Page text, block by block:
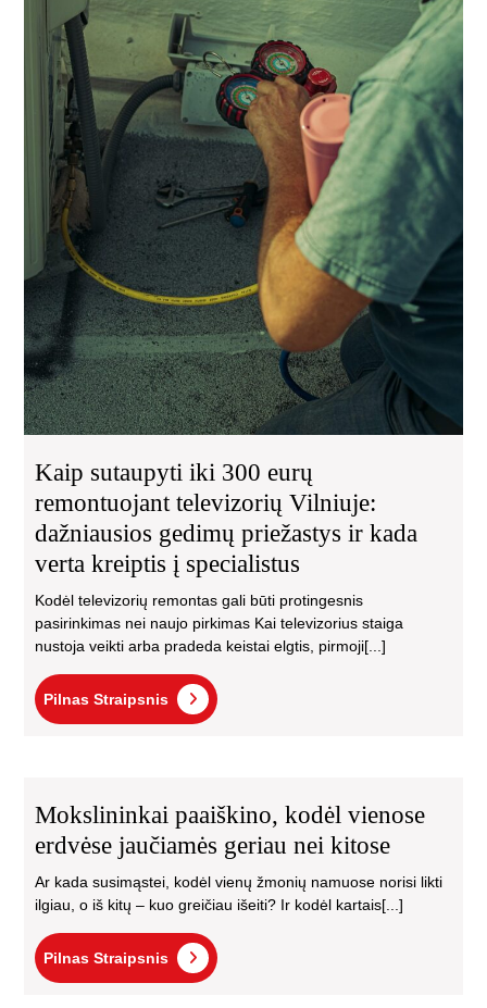
Kaip sutaupyti iki 300 eurų
remontuojant televizorių Vilniuje:
dažniausios gedimų priežastys ir kada
verta kreiptis į specialistus
Kodėl televizorių remontas gali būti protingesnis
pasirinkimas nei naujo pirkimas Kai televizorius staiga
nustoja veikti arba pradeda keistai elgtis, pirmoji[...]
Pilnas Straipsnis
Pilnas
Straipsnis
kodėl
vienose
erdvėse
jaučiamės
geriau
kitose
Mokslininkai paaiškino, kodėl vienose
erdvėse jaučiamės geriau nei kitose
Ar kada susimąstei, kodėl vienų žmonių namuose norisi likti
ilgiau, o iš kitų – kuo greičiau išeiti? Ir kodėl kartais[...]
Pilnas Straipsnis
Pilnas
Straipsnis